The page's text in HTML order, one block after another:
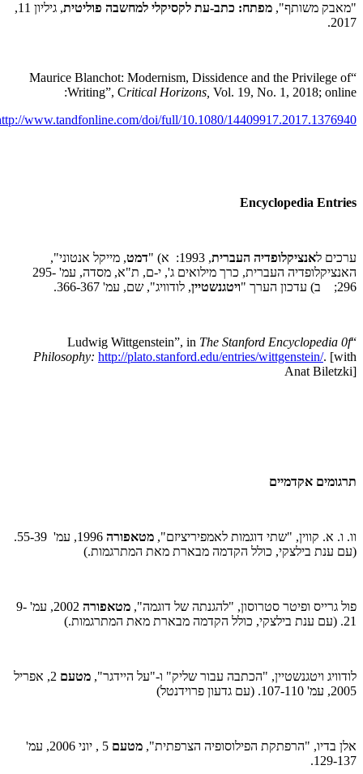
"מאבק משותף", מפתח: כתב-עת לקסיקלי למחשבה פוליטית
, גיליון 11,
2017.
“Maurice Blanchot: Modernism, Dissidence and the Privilege of
Writing”, Critical Horizons, Vol. 19, No. 1, 2018; online:
www.tandfonline.com/doi/full/10.1080/14409917.2017.1376940
Encyclopedia Entries
ערכים לאנציקלופדיה העברית, 1993: א) " דמט, מייקל אנטוני",
האנציקלופדיה העברית, כרך מילואים ג', י-ם, ת"א, מסדה, עמ' 295-
296; ב) עדכון הערך "
ויטגנשטיין, לודוויג", שם, עמ' 366-367.
“Ludwig Wittgenstein”, in
The Stanford Encyclopedia 0f
Philosophy: http://plato.stanford.edu/entries/wittgenstein/. [with
Anat Biletzki]
תרגומים אקדמיים
וו. ו. א. קווין, "שתי דוגמות לאמפיריציזם", מטאפורה
.55-39
(עם ענת בילצקי, כולל הקדמה מבארת מאת המתרגמות.)
פול גרייס ופיטר סטרוסון, "להגנתה של דוגמה", מטאפורה
2002, עמ' 9-
21. (עם ענת בילצקי, כולל הקדמה מבארת מאת המתרגמות.)
לודוויג ויטגנשטיין, "הכתבה עבור שליק" ו-"על היידגר", מטעם
2, אפריל
2005, עמ' 107-110. (עם גדעון פרוידנטל)
אלן בדיו, "הרפתקת הפילוסופיה הצרפתית", מטעם
5 , יוני 2006, עמ'
129-137.